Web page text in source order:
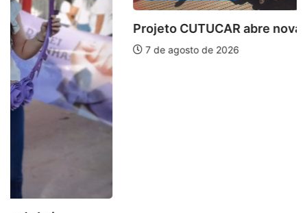
Projeto CUTUCAR abre nova edição e semeia...
7 de agosto de 2026